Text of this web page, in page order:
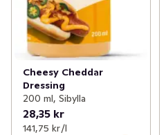
Cheesy Cheddar
Dressing
200 ml, Sibylla
28,35 kr
141,75 kr /l